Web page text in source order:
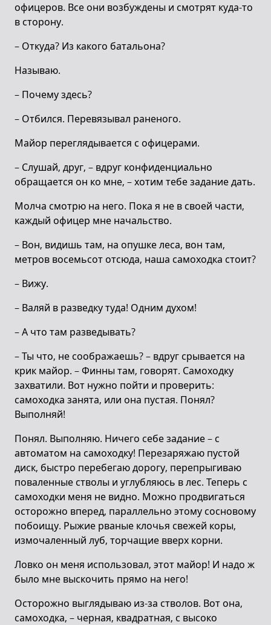
офицеров. Все они возбуждены и смотрят куда-то
в сторону.
– Откуда? Из какого батальона?
Называю.
– Почему здесь?
– Отбился. Перевязывал раненого.
Майор переглядывается с офицерами.
– Слушай, друг, – вдруг конфиденциально
обращается он ко мне, – хотим тебе задание дать.
Молча смотрю на него. Пока я не в своей части,
каждый офицер мне начальство.
– Вон, видишь там, на опушке леса, вон там,
метров восемьсот отсюда, наша самоходка стоит?
– Вижу.
– Валяй в разведку туда! Одним духом!
– А что там разведывать?
– Ты что, не соображаешь? – вдруг срывается на
крик майор. – Финны там, говорят. Самоходку
захватили. Вот нужно пойти и проверить:
самоходка занята, или она пустая. Понял?
Выполняй!
Понял. Выполняю. Ничего себе задание – с
автоматом на самоходку! Перезаряжаю пустой
диск, быстро перебегаю дорогу, перепрыгиваю
поваленные стволы и углубляюсь в лес. Теперь с
самоходки меня не видно. Можно продвигаться
осторожно вперед, параллельно этому сосновому
побоищу. Рыжие рваные клочья свежей коры,
измочаленный луб, торчащие вверх корни.
Ловко он меня использовал, этот майор! И надо ж
было мне выскочить прямо на него!
Осторожно выглядываю из-за стволов. Вот она,
самоходка, – черная, квадратная, с высоко